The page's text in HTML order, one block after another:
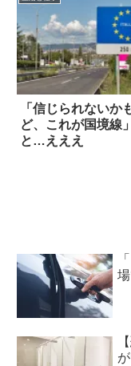
「信じられないか
ど、これが国境線
と…えええ